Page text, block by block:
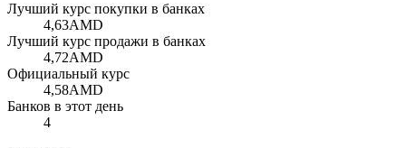
Лучший курс покупки в банках
4,63AMD
Лучший курс продажи в банках
4,72AMD
Официальный курс
4,58AMD
Банков в этот день
4